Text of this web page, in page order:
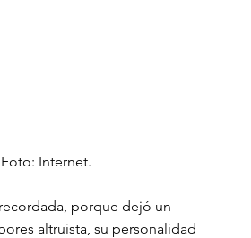
Foto: Internet.
porque dejó un
altruista, su personalidad